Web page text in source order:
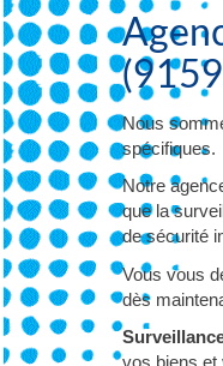
Nous
spécifiques.
Notre
que la
de sécurité
Vous vous
dès
vos biens et